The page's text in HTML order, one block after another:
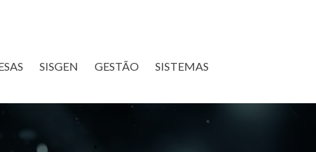
SISGEN GESTÃO SISTEMAS